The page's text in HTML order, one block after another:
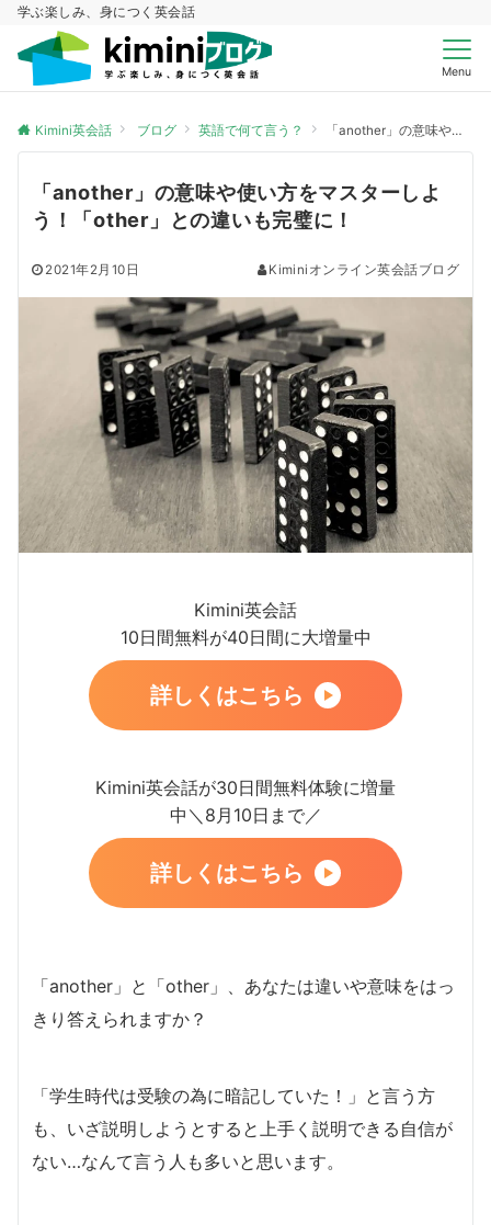
学ぶ楽しみ、身につく英会話
Menu
Kimini英会話 ブログ 英語で何て言う？ 「another」の意味や使い方をマスターしよう！「other」との違いも完璧に！
「another」の意味や使い方をマスターしよ
う！「other」との違いも完璧に！
2021年2月10日 Kiminiオンライン英会話ブログ
Kimini英会話
10日間無料が40日間に大増量中
詳しくはこちら
Kimini英会話が30日間無料体験に増量
中＼8月10日まで／
詳しくはこちら
「another」と「other」、あなたは違いや意味をはっ
きり答えられますか？
「学生時代は受験の為に暗記していた！」と言う方
も、いざ説明しようとすると上手く説明できる自信が
ない…なんて言う人も多いと思います。